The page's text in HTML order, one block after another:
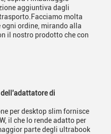
aggiuntiva dagli
molta
ogni ordine, mirando alla
il nostro prodotto che con
di
per desktop slim fornisce
il che lo rende adatto per
parte degli ultrabook